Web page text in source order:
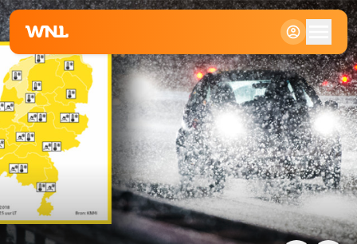
Klein
Standaard
Groot